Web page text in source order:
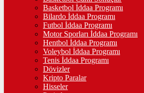
10.909,00%2,60
TAM ALTIN
43.450,00%2,59
%2,39
Basketbol İddaa Programı
Bilardo İddaa Programı
Futbol İddaa Programı
Motor Sporları İddaa Programı
Hentbol İddaa Programı
Voleybol İddaa Programı
Tenis İddaa Programı
Dövizler
Kripto Paralar
Hisseler